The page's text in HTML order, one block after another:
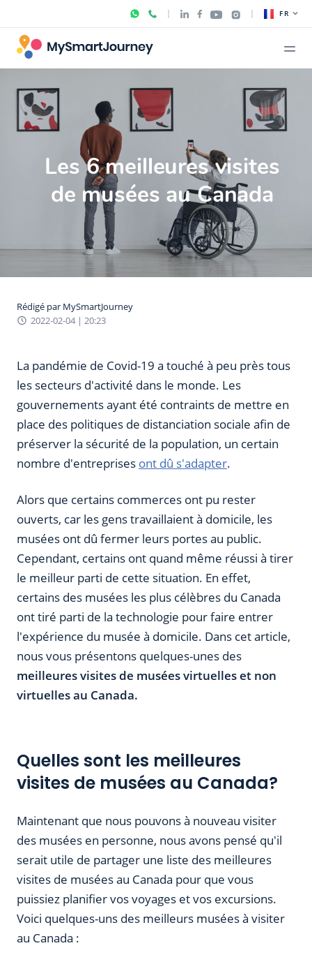
FR
Les 6 meilleures visites
de musées au Canada
Rédigé par MySmartJourney
2022-02-04 | 20:23
La pandémie de Covid-19 a touché à peu près tous
les secteurs d'activité dans le monde. Les
gouvernements ayant été contraints de mettre en
place des politiques de distanciation sociale afin de
préserver la sécurité de la population, un certain
nombre d'entreprises ont dû s'adapter.
Alors que certains commerces ont pu rester
ouverts, car les gens travaillaient à domicile, les
musées ont dû fermer leurs portes au public.
Cependant, certains ont quand même réussi à tirer
le meilleur parti de cette situation. En effet,
certains des musées les plus célèbres du Canada
ont tiré parti de la technologie pour faire entrer
l'expérience du musée à domicile. Dans cet article,
nous vous présentons quelques-unes des
meilleures visites de musées virtuelles et non
virtuelles au Canada.
Quelles sont les meilleures
visites de musées au Canada?
Maintenant que nous pouvons à nouveau visiter
des musées en personne, nous avons pensé qu'il
serait utile de partager une liste des meilleures
visites de musées au Canada pour que vous
puissiez planifier vos voyages et vos excursions.
Voici quelques-uns des meilleurs musées à visiter
au Canada :